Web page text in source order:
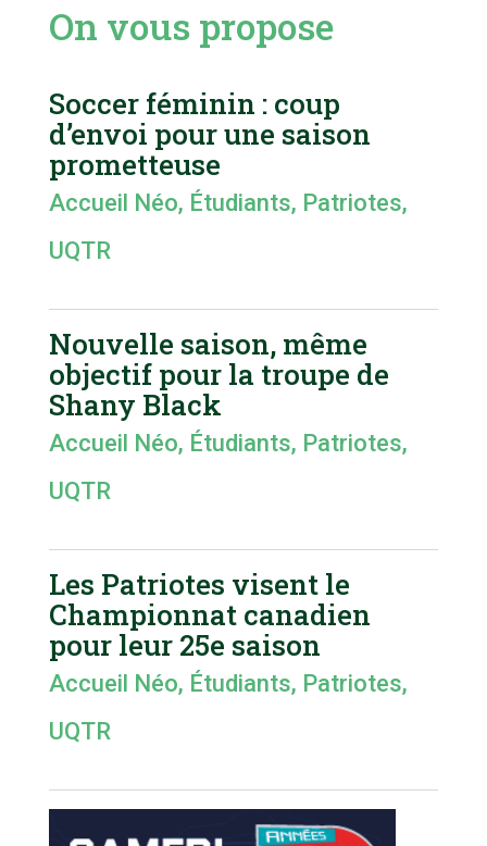
On vous propose
Soccer féminin : coup
d’envoi pour une saison
prometteuse
Accueil Néo, Étudiants, Patriotes,
UQTR
Nouvelle saison, même
objectif pour la troupe de
Shany Black
Accueil Néo, Étudiants, Patriotes,
UQTR
Les Patriotes visent le
Championnat canadien
pour leur 25e saison
Accueil Néo, Étudiants, Patriotes,
UQTR